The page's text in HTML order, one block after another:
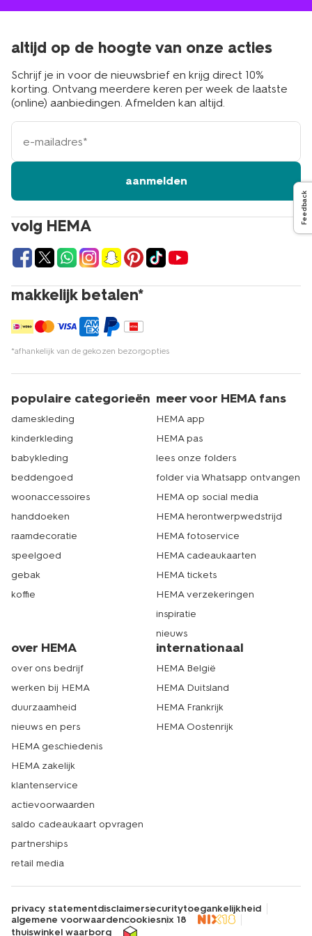
volg HEMA
makkelijk betalen*
*afhankelijk van de gekozen bezorgopties
altijd op de hoogte van onze acties
Schrijf je in voor de nieuwsbrief en krijg direct 10%
korting. Ontvang meerdere keren per week de laatste
(online) aanbiedingen. Afmelden kan altijd.
e-
mailadres
aanmelden
populaire categorieën
dameskleding
kinderkleding
babykleding
beddengoed
woonaccessoires
handdoeken
raamdecoratie
speelgoed
gebak
koffie
meer voor HEMA fans
HEMA app
HEMA pas
lees onze folders
folder via Whatsapp ontvangen
HEMA op social media
HEMA herontwerpwedstrijd
HEMA fotoservice
HEMA cadeaukaarten
HEMA tickets
HEMA verzekeringen
inspiratie
nieuws
over HEMA
over ons bedrijf
werken bij HEMA
duurzaamheid
nieuws en pers
HEMA geschiedenis
HEMA zakelijk
klantenservice
actievoorwaarden
saldo cadeaukaart opvragen
partnerships
retail media
internationaal
HEMA België
HEMA Duitsland
HEMA Frankrijk
HEMA Oostenrijk
privacy statementdisclaimersecuritytoegankelijkheid
algemene voorwaardencookiesnix 18
thuiswinkel waarborg
Feedback